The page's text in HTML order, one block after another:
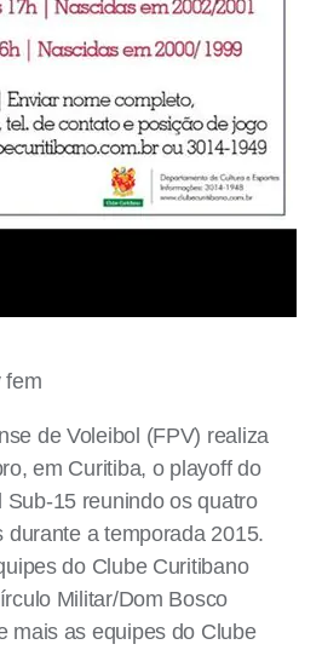
de Voleibol (FPV) realiza
em Curitiba, o playoff do
15 reunindo os quatro
durante a temporada 2015.
do Clube Curitibano
Militar/Dom Bosco
mais as equipes do Clube